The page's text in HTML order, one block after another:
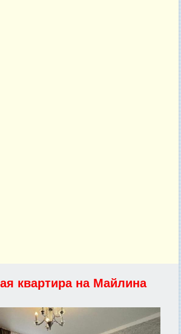
квартира на Майлина